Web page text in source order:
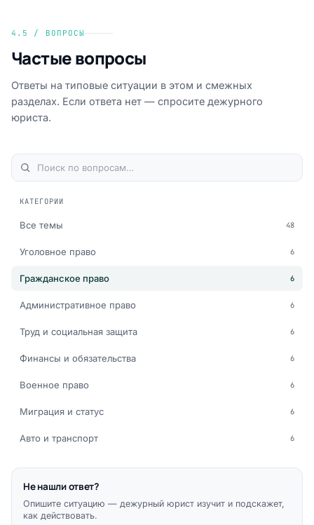
4.5 / ВОПРОСЫ
Частые вопросы
Ответы на типовые ситуации в этом и смежных
разделах. Если ответа нет — спросите дежурного
юриста.
КАТЕГОРИИ
Все темы 48
Уголовное право 6
Гражданское право 6
Административное право 6
Труд и социальная защита 6
Финансы и обязательства 6
Военное право 6
Миграция и статус 6
Авто и транспорт 6
Не нашли ответ?
Опишите ситуацию — дежурный юрист изучит и подскажет,
как действовать.